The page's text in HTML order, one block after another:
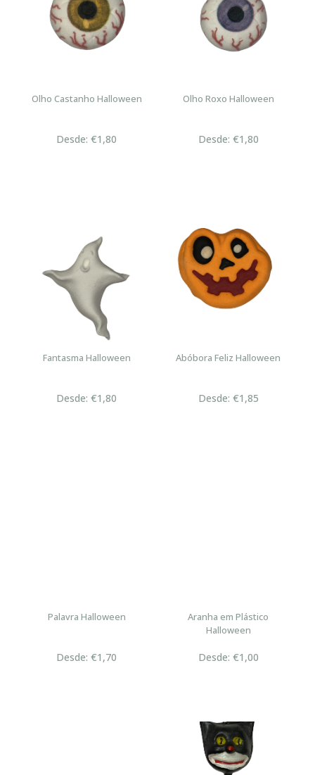
Olho Castanho Halloween
Desde: €1,80
Olho Roxo Halloween
Desde: €1,80
Fantasma Halloween
Desde: €1,80
Abóbora Feliz Halloween
Desde: €1,85
Palavra Halloween
Desde: €1,70
Aranha em Plástico
Halloween
Desde: €1,00